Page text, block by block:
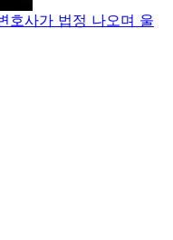
호사가 법정 나오며 울